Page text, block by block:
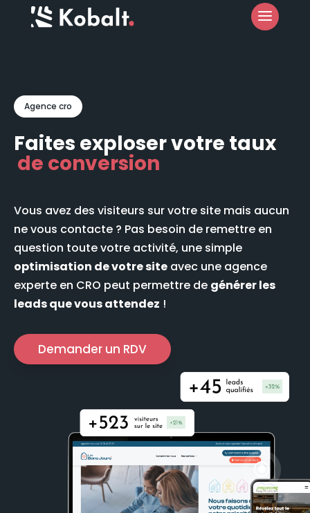
Agence cro
Faites exploser votre taux
de conversion
Vous avez des visiteurs sur votre site mais aucun
ne vous contacte ? Pas besoin de remettre en
question toute votre activité, une simple
optimisation de votre site avec une agence
experte en CRO peut permettre de générer les
leads que vous attendez !
Demander un RDV
\